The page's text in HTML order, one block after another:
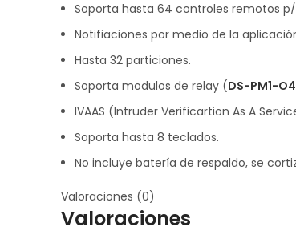
Soporta hasta 64 controles remotos
Notifiaciones por medio de la
Hasta 32 particiones.
Soporta modulos de relay (DS-PM1-
IVAAS (Intruder Verificartion As A
Soporta hasta 8 teclados.
No incluye batería de respaldo, se
Valoraciones (0)
Valoraciones